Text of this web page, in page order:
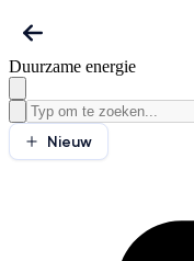
Duurzame energie
Nieuw